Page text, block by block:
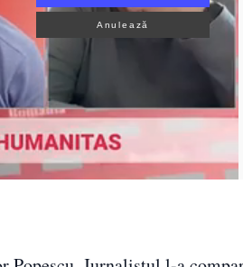
Anulează